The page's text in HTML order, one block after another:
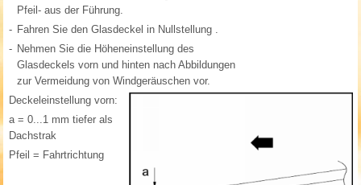
Pfeil- aus der Führung.
- Fahren Sie den Glasdeckel in Nullstellung .
- Nehmen Sie die Höheneinstellung des
Glasdeckels vorn und hinten nach Abbildungen
zur Vermeidung von Windgeräuschen vor.
Deckeleinstellung vorn:
a = 0...1 mm tiefer als
Dachstrak
Pfeil = Fahrtrichtung